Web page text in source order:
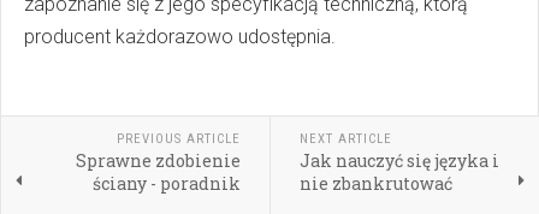
zapoznanie się z jego specyfikacją techniczną, którą
producent każdorazowo udostępnia.
PREVIOUS ARTICLE
Sprawne zdobienie
ściany - poradnik
NEXT ARTICLE
Jak nauczyć się języka i
nie zbankrutować